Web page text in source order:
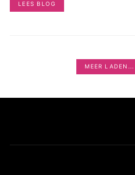
LEES BLOG
MEER LADEN...